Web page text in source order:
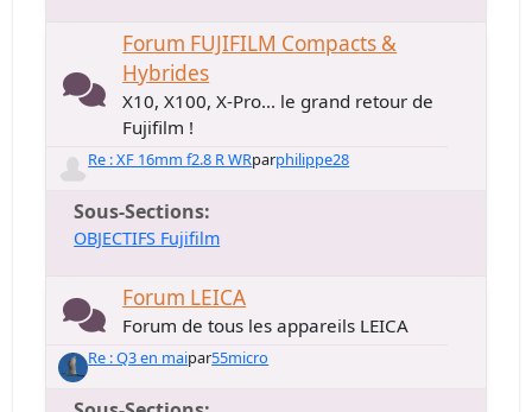
Forum FUJIFILM Compacts &
Hybrides
X10, X100, X-Pro... le grand retour de
Fujifilm !
Re : XF 16mm f2.8 R WRparphilippe28
Sous-Sections
OBJECTIFS Fujifilm
Forum LEICA
Forum de tous les appareils LEICA
Re : Q3 en maipar55micro